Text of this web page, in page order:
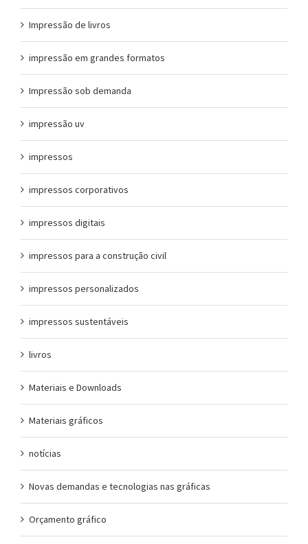
Impressão de livros
impressão em grandes formatos
Impressão sob demanda
impressão uv
impressos
impressos corporativos
impressos digitais
impressos para a construção civil
impressos personalizados
impressos sustentáveis
livros
Materiais e Downloads
Materiais gráficos
notícias
Novas demandas e tecnologias nas gráficas
Orçamento gráfico